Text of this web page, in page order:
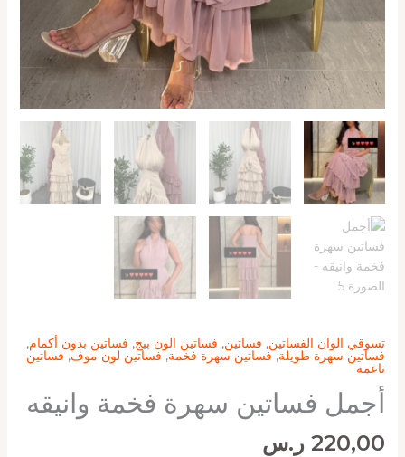
تسوقي الوان الفساتين, فساتين, فساتين الون بيج, فساتين بدون أكمام,
فساتين سهرة طويلة,فساتين سهرة فخمة,فساتين لون موف,فساتين
ناعمة
أجمل فساتين سهرة فخمة وانيقه
220,00 ر.س